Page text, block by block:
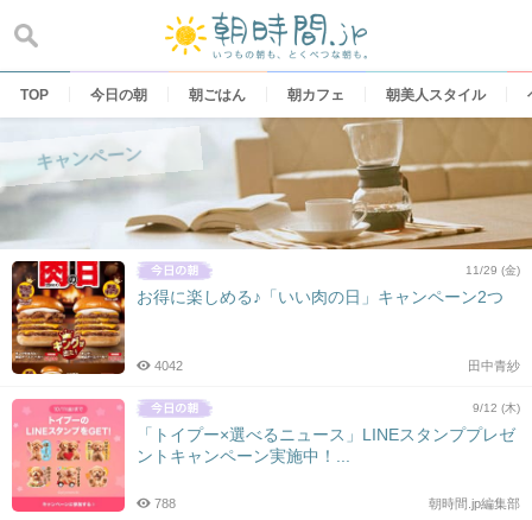
content
TOP 今日の朝 朝ごはん 朝カフェ 朝美人スタイル
キャンペーン
11/29 (金)
お得に楽しめる♪「いい肉の日」キャンペーン2つ
田中青紗
4042
9/12 (木)
「トイプー×選べるニュース」LINEスタンププレゼ
ントキャンペーン実施中！...
朝時間.jp編集部
788